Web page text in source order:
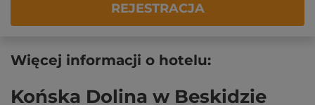
REJESTRACJA
Więcej informacji o hotelu:
Końska Dolina w Beskidzie